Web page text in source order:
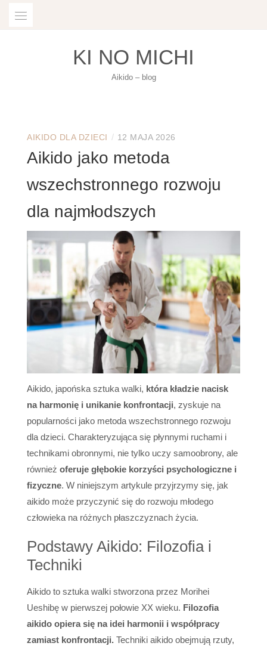
KI NO MICHI
Aikido – blog
AIKIDO DLA DZIECI / 12 MAJA 2026
Aikido jako metoda
wszechstronnego rozwoju
dla najmłodszych
Aikido, japońska sztuka walki, która kładzie nacisk
na harmonię i unikanie konfrontacji, zyskuje na
popularności jako metoda wszechstronnego rozwoju
dla dzieci. Charakteryzująca się płynnymi ruchami i
technikami obronnymi, nie tylko uczy samoobrony, ale
również oferuje głębokie korzyści psychologiczne i
fizyczne. W niniejszym artykule przyjrzymy się, jak
aikido może przyczynić się do rozwoju młodego
człowieka na różnych płaszczyznach życia.
Podstawy Aikido: Filozofia i
Techniki
Aikido to sztuka walki stworzona przez Morihei
Ueshibę w pierwszej połowie XX wieku. Filozofia
aikido opiera się na idei harmonii i współpracy
zamiast konfrontacji. Techniki aikido obejmują rzuty,